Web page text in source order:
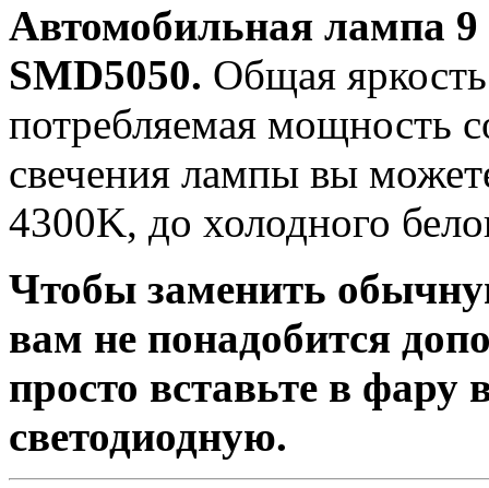
Автомобильная лампа
SMD5050. Общая
потребляемая мощность
свечения лампы вы
4300K, до холодного
Чтобы заменить
вам не понадобится
просто вставьте в
светодиодную.